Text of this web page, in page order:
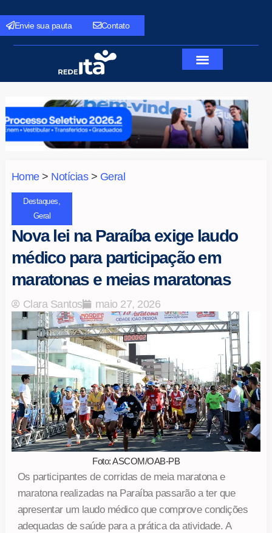
Envie sua pauta Contato
Home> Notícias> Geral
Destaques
Geral
Nova lei na Paraíba exige laudo
médico para participação em
maratonas e meias maratonas
Clara Santos maio 27, 2026
Foto: ASCOM/OAB-PB
Os participantes de corridas de meia maratona e
maratona realizadas na Paraíba passarão a ter que
apresentar um laudo médico que comprove condições
adequadas de saúde para a prática da atividade. A